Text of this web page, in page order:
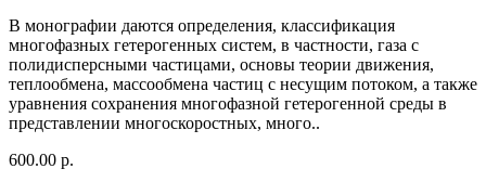
В монографии даются определения, классификация
многофазных гетерогенных систем, в частности, газа с
полидисперсными частицами, основы теории движения,
теплообмена, массообмена частиц с несущим потоком, а также
уравнения сохранения многофазной гетерогенной среды в
представлении многоскоростных, много..
600.00 р.